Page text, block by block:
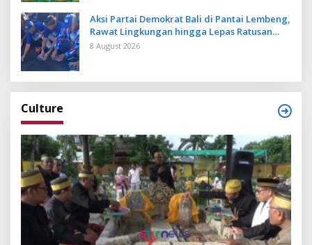
Aksi Partai Demokrat Bali di Pantai Lembeng,
Rawat Lingkungan hingga Lepas Ratusan
Tukik Bedawang Nala
8 August 2026
Culture